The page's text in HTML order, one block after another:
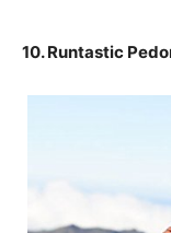
10. Runtastic